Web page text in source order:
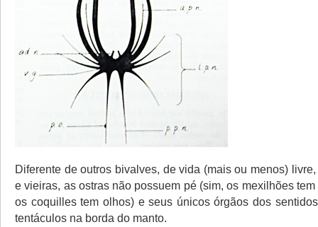
Diferente de outros bivalves, de vida (mais ou menos)
e vieiras, as ostras não possuem pé (sim, os mexilhões
os coquilles tem olhos) e seus únicos órgãos dos
tentáculos na borda do manto.